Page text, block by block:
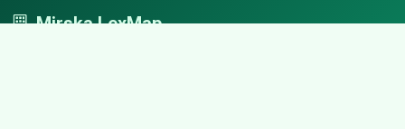
Mirska LexMap